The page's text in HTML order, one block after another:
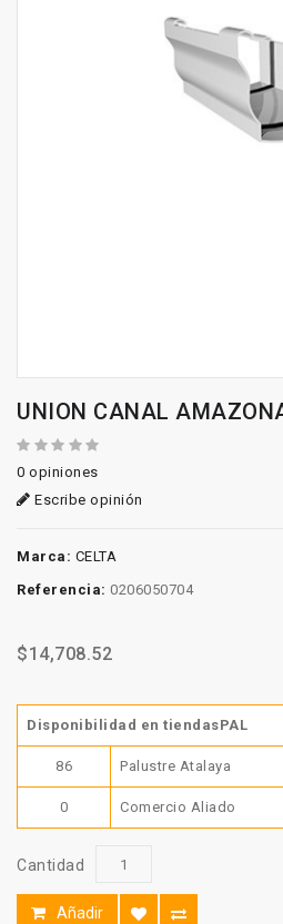
UNION CANAL
0 opiniones
Escribe opinión
Marca: CELTA
Referencia: 0206050704
$14,708.52
Disponibilidad en tiendasPAL
86 Palustre Atalaya
0 Comercio Aliado
Cantidad
Añadir